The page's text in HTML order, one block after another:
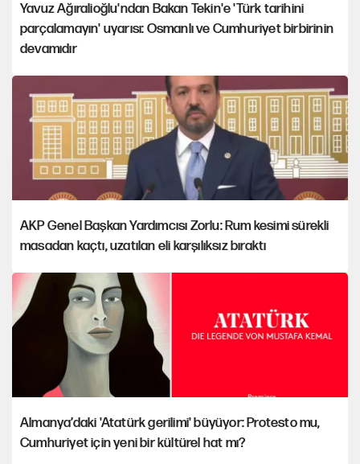
Yavuz Ağıralioğlu'ndan Bakan Tekin'e 'Türk tarihini
parçalamayın' uyarısı: Osmanlı ve Cumhuriyet birbirinin
devamıdır
AKP Genel Başkan Yardımcısı Zorlu: Rum kesimi sürekli
masadan kaçtı, uzatılan eli karşılıksız bıraktı
Almanya’daki 'Atatürk gerilimi' büyüyor: Protesto mu,
Cumhuriyet için yeni bir kültürel hat mı?